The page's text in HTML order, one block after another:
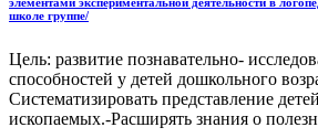
школе группе/
Цель: развитие познавательно-
способностей у детей дошкольного
Систематизировать представление
ископаемых.-Расширять знания о